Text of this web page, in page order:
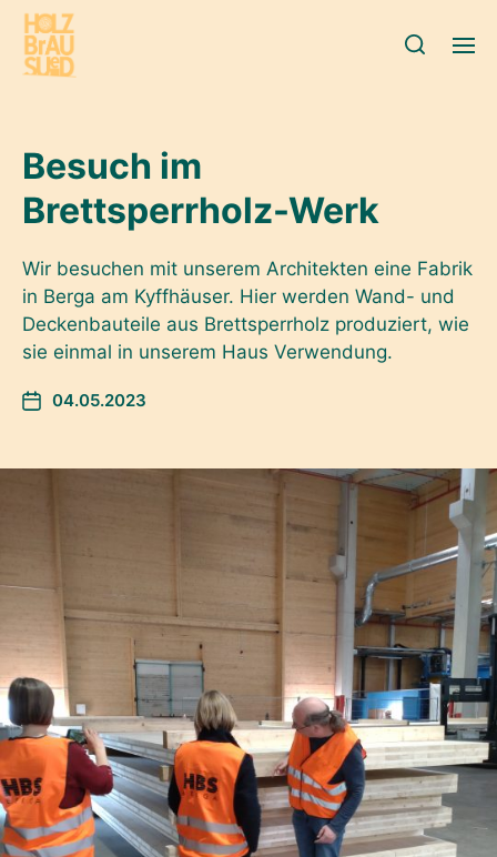
Besuch im
Brettsperrholz-Werk
Wir besuchen mit unserem Architekten eine Fabrik
in Berga am Kyffhäuser. Hier werden Wand- und
Deckenbauteile aus Brettsperrholz produziert, wie
sie einmal in unserem Haus Verwendung.
04.05.2023